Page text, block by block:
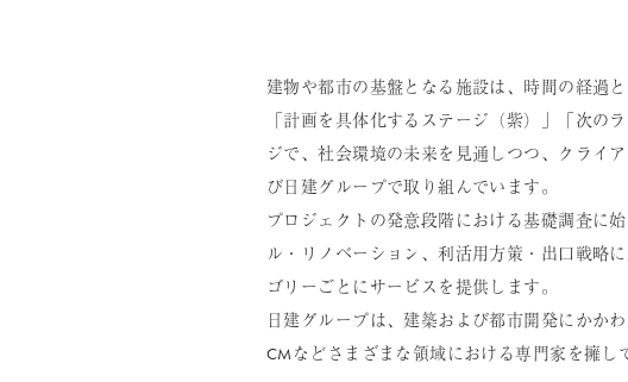
建物や都市の基盤となる施設は、時間の経過
「計画を具体化するステージ（紫）」「次の
ジで、社会環境の未来を見通しつつ、クライ
び日建グループで取り組んでいます。
プロジェクトの発意段階における基礎調査に
ル・リノベーション、利活用方策・出口戦略
ゴリーごとにサービスを提供します。
日建グループは、建築および都市開発にかか
CMなどさまざまな領域における専門家を擁し